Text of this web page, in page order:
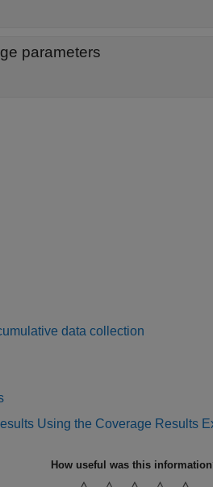
parameters
data collection
Using the Coverage Results
How useful was this